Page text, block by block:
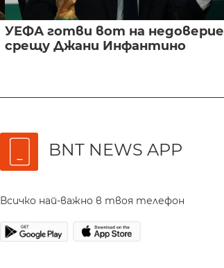
УЕФА готви вот на недоверие
срещу Джани Инфантино
BNT NEWS APP
Всичко най-важно в твоя телефон